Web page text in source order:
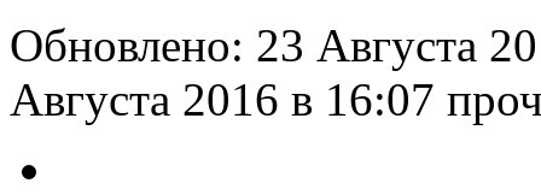
Обновлено: 23 Августа
Августа 2016 в 16:07